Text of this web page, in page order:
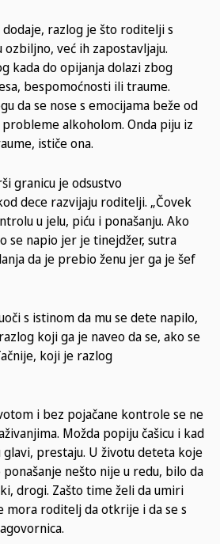
razlog je što roditelji s
već ih zapostavljaju.
kada do opijanja dolazi zbog
bespomoćnosti ili traume.
da se nose s emocijama beže od
alkoholom. Onda piju iz
ističe ona.
granicu je odsustvo
dece razvijaju roditelji. „Čovek
u jelu, piću i ponašanju. Ako
se napio jer je tinejdžer, sutra
da je prebio ženu jer ga je šef
s istinom da mu se dete napilo,
koji ga je naveo da se, ako se
koji je razlog
i bez pojačane kontrole se ne
Možda popiju čašicu i kad
prestaju. U životu deteta koje
nešto nije u redu, bilo da
drogi. Zašto time želi da umiri
mora roditelj da otkrije i da se s